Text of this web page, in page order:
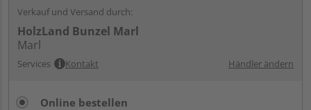
Verkauf und Versand durch:
HolzLand Bunzel Marl
Marl
Services Kontakt Händler ändern
Online bestellen